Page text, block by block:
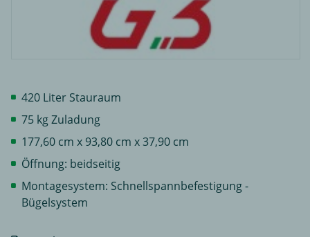
420 Liter Stauraum
75 kg Zuladung
177,60 cm x 93,80 cm x 37,90 cm
Öffnung: beidseitig
Montagesystem: Schnellspannbefestigung -
Bügelsystem